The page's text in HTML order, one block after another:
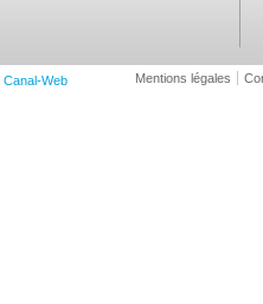
Canal-Web Mentions légales